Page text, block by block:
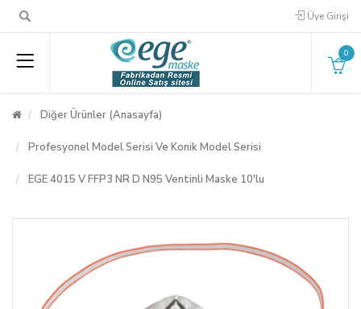
Üye Girişi
0
Diğer Ürünler (Anasayfa)
Profesyonel Model Serisi Ve Konik Model Serisi
EGE 4015 V FFP3 NR D N95 Ventinli Maske 10'lu